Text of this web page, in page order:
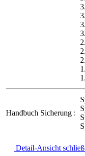
Handbuch Sicherung :
Detail-Ansicht